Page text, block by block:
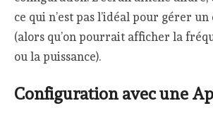
ce qui n’est pas l’idéal pour gérer
(alors qu’on pourrait afficher la
ou la puissance).
Configuration avec une